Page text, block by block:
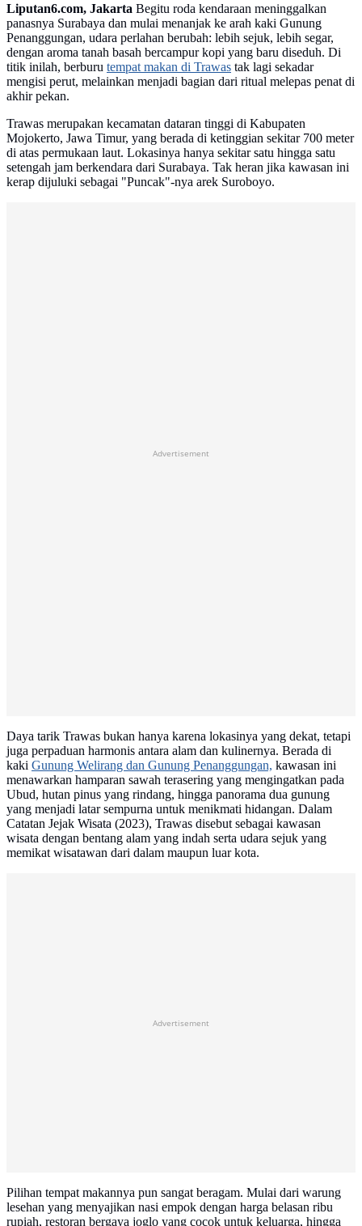
Liputan6.com, Jakarta Begitu roda kendaraan meninggalkan
panasnya Surabaya dan mulai menanjak ke arah kaki Gunung
Penanggungan, udara perlahan berubah: lebih sejuk, lebih segar,
dengan aroma tanah basah bercampur kopi yang baru diseduh. Di
titik inilah, berburu tempat makan di Trawas tak lagi sekadar
mengisi perut, melainkan menjadi bagian dari ritual melepas penat di
akhir pekan.
Trawas merupakan kecamatan dataran tinggi di Kabupaten
Mojokerto, Jawa Timur, yang berada di ketinggian sekitar 700 meter
di atas permukaan laut. Lokasinya hanya sekitar satu hingga satu
setengah jam berkendara dari Surabaya. Tak heran jika kawasan ini
kerap dijuluki sebagai "Puncak"-nya arek Suroboyo.
Advertisement
Daya tarik Trawas bukan hanya karena lokasinya yang dekat, tetapi
juga perpaduan harmonis antara alam dan kulinernya. Berada di
kaki Gunung Welirang dan Gunung Penanggungan, kawasan ini
menawarkan hamparan sawah terasering yang mengingatkan pada
Ubud, hutan pinus yang rindang, hingga panorama dua gunung
yang menjadi latar sempurna untuk menikmati hidangan. Dalam
Catatan Jejak Wisata (2023), Trawas disebut sebagai kawasan
wisata dengan bentang alam yang indah serta udara sejuk yang
memikat wisatawan dari dalam maupun luar kota.
Advertisement
Pilihan tempat makannya pun sangat beragam. Mulai dari warung
lesehan yang menyajikan nasi empok dengan harga belasan ribu
rupiah, restoran bergaya joglo yang cocok untuk keluarga, hingga